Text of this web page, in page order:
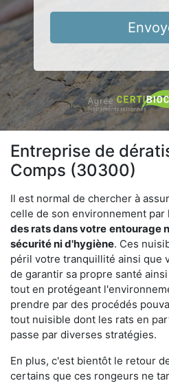
Entreprise de
Comps (30300)
Il est normal de chercher à
celle de son environnement par
des rats dans votre entourage
sécurité ni d'hygiène. Ces
péril votre tranquillité ainsi que
de garantir sa propre santé
tout en protégeant
prendre par des procédés
tout nuisible dont les rats en
passe par diverses stratégies.
En plus, c'est bientôt le retour
certains que ces rongeurs ne